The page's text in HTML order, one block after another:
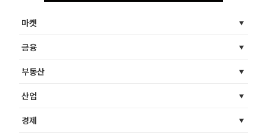
마켓
금융
부동산
산업
경제